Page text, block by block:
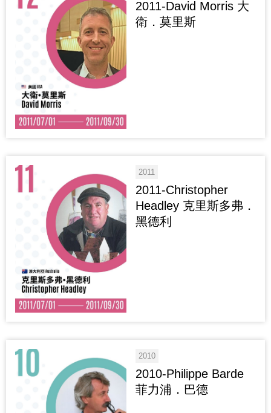
2011-David Morris 大
衛．莫里斯
2011
2011-Christopher
Headley 克里斯多弗．
黑德利
2010
2010-Philippe Barde
菲力浦．巴德